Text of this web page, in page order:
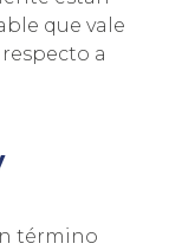
que vale
a
término